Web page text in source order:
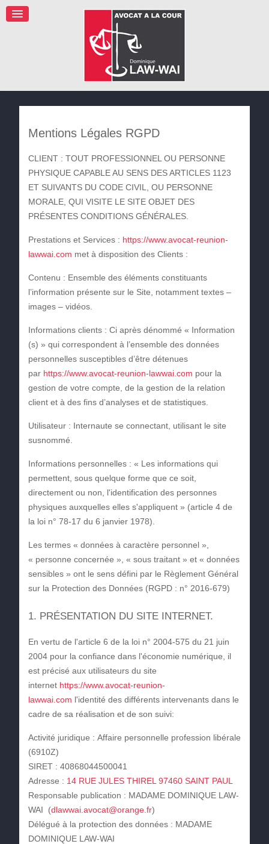
Mentions Légales RGPD
CLIENT : TOUT PROFESSIONNEL OU PERSONNE
PHYSIQUE CAPABLE AU SENS DES ARTICLES 1123
ET SUIVANTS DU CODE CIVIL, OU PERSONNE
MORALE, QUI VISITE LE SITE OBJET DES
PRÉSENTES CONDITIONS GÉNÉRALES.
Prestations et Services : https://www.avocat-reunion-
lawwai.com met à disposition des Clients :
Contenu : Ensemble des éléments constituants
l’information présente sur le Site, notamment textes –
images – vidéos.
Informations clients : Ci après dénommé « Information
(s) » qui correspondent à l’ensemble des données
personnelles susceptibles d’être détenues
par https://www.avocat-reunion-lawwai.com pour la
gestion de votre compte, de la gestion de la relation
client et à des fins d’analyses et de statistiques.
Utilisateur : Internaute se connectant, utilisant le site
susnommé.
Informations personnelles : « Les informations qui
permettent, sous quelque forme que ce soit,
directement ou non, l'identification des personnes
physiques auxquelles elles s'appliquent » (article 4 de
la loi n° 78-17 du 6 janvier 1978).
Les termes « données à caractère personnel »,
« personne concernée », « sous traitant » et « données
sensibles » ont le sens défini par le Règlement Général
sur la Protection des Données (RGPD : n° 2016-679)
1. PRÉSENTATION DU SITE INTERNET.
En vertu de l'article 6 de la loi n° 2004-575 du 21 juin
2004 pour la confiance dans l'économie numérique, il
est précisé aux utilisateurs du site
internet https://www.avocat-reunion-
lawwai.com l'identité des différents intervenants dans le
cadre de sa réalisation et de son suivi:
Activité juridique : Affaire personnelle profession libérale
(6910Z)
SIRET: 40868044500041
Adresse : 14 RUE JULES THIREL 97460 SAINT PAUL
Responsable publication : MADAME DOMINIQUE LAW-
WAI (dlawwai.avocat@orange.fr)
Délégué à la protection des données: MADAME
DOMINIQUE LAW-WAI